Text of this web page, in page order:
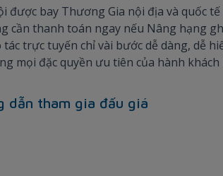
được bay Thương Gia nội địa và quốc
cần thanh toán ngay nếu Nâng hạng
tác trực tuyến chỉ vài bước dễ dàng, dễ
mọi đặc quyền ưu tiên của hành khách
dẫn tham gia đấu giá